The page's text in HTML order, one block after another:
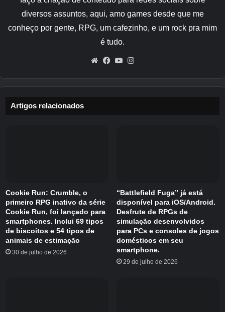
recursos mesmo quando estiver offline.
Toy Command apresenta vários modos de jogo.
Eles incluem batalhas de hordas de
esquadrões, defesa de torre, desafios de
armaduras, companheiros, equipamentos e
grandes ondas de inimigos. Cada personagem
com tema de brinquedo vem com funções,
habilidades e estilos de combate distintos.
Confira os eventos de lançamento!
Agora, os desenvolvedores estão realizando
diversos assuntos, aqui, amo games desde que me
conheço por gente, RPG, um cafezinho, e um rock pra mim
é tudo.
WebsiteFacebook
YouTube
Artigos relacionados
Cookie Run: Crumble, o
primeiro RPG inativo da série
Cookie Run, foi lançado para
smartphones. Inclui 69 tipos
de biscoitos e 54 tipos de
animais de estimação
30 de julho de 2026
“Battlefield Fuga” já está
disponível para iOS/Android.
Desfrute de RPGs de
simulação desenvolvidos
para PCs e consoles de jogos
domésticos em seu
smartphone.
29 de julho de 2026